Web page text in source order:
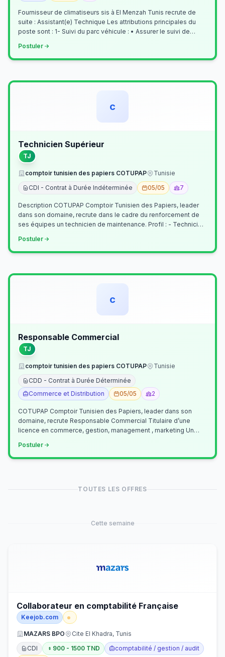
Fournisseur de climatiseurs sis à El Menzah Tunis recrute de
suite : Assistant(e) Technique Les attributions principales du
poste sont : 1- Suivi du parc véhicule : • Assurer le suivi de
Postuler
c
Technicien Supérieur
TJ
comptoir tunisien des papiers COTUPAP
Tunisie
CDI - Contrat à Durée Indéterminée
05/05 7
Description COTUPAP Comptoir Tunisien des Papiers, leader
dans son domaine, recrute dans le cadre du renforcement de
ses équipes un technicien de maintenance. Profil : - Technicien
Postuler
c
Responsable Commercial
TJ
comptoir tunisien des papiers COTUPAP
Tunisie
CDD - Contrat à Durée Déterminée
Commerce et Distribution
05/05 2
COTUPAP Comptoir Tunisien des Papiers, leader dans son
domaine, recrute Responsable Commercial Titulaire d’une
licence en commerce, gestion, management , marketing Un
Postuler
TOUTES LES OFFRES
Cette semaine
Collaborateur en comptabilité Française
Keejob.com
MAZARS BPO
Cite El Khadra, Tunis
CDI
900 - 1500 TND
comptabilité / gestion / audit